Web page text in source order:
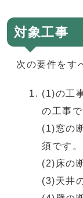
対象工事
次の要件をす
(1)の工
の工事で
(1)窓
須です。
(2)床の
(3)天井